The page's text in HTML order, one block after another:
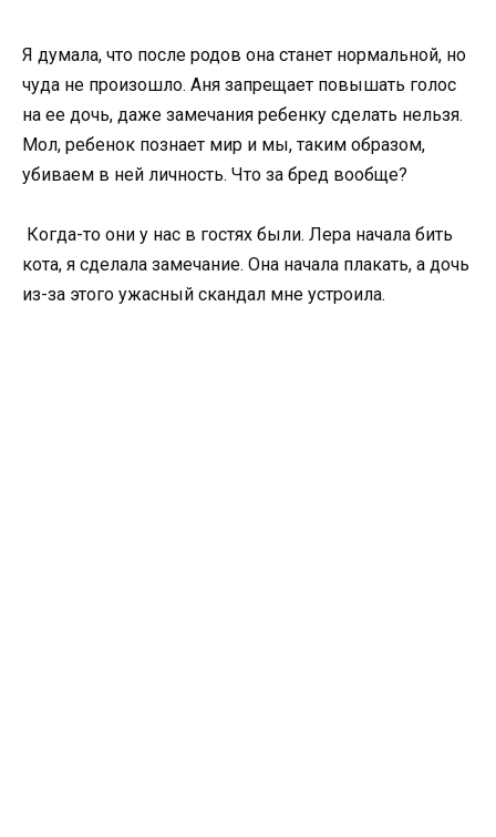
Я думала, что после родов она станет нормальной, но
чуда не произошло. Аня запрещает повышать голос
на ее дочь, даже замечания ребенку сделать нельзя.
Мол, ребенок познает мир и мы, таким образом,
убиваем в ней личность. Что за бред вообще?
Когда-то они у нас в гостях были. Лера начала бить
кота, я сделала замечание. Она начала плакать, а дочь
из-за этого ужасный скандал мне устроила.